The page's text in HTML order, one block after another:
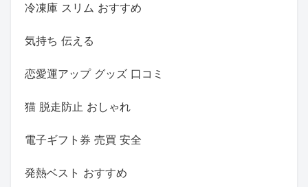
冷凍庫 スリム おすすめ
気持ち 伝える
恋愛運アップ グッズ 口コミ
猫 脱走防止 おしゃれ
電子ギフト券 売買 安全
発熱ベスト おすすめ